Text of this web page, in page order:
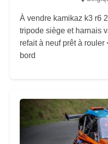
À vendre kamikaz k3 r6
tripode siège et harnais
refait à neuf prêt à rouler
bord